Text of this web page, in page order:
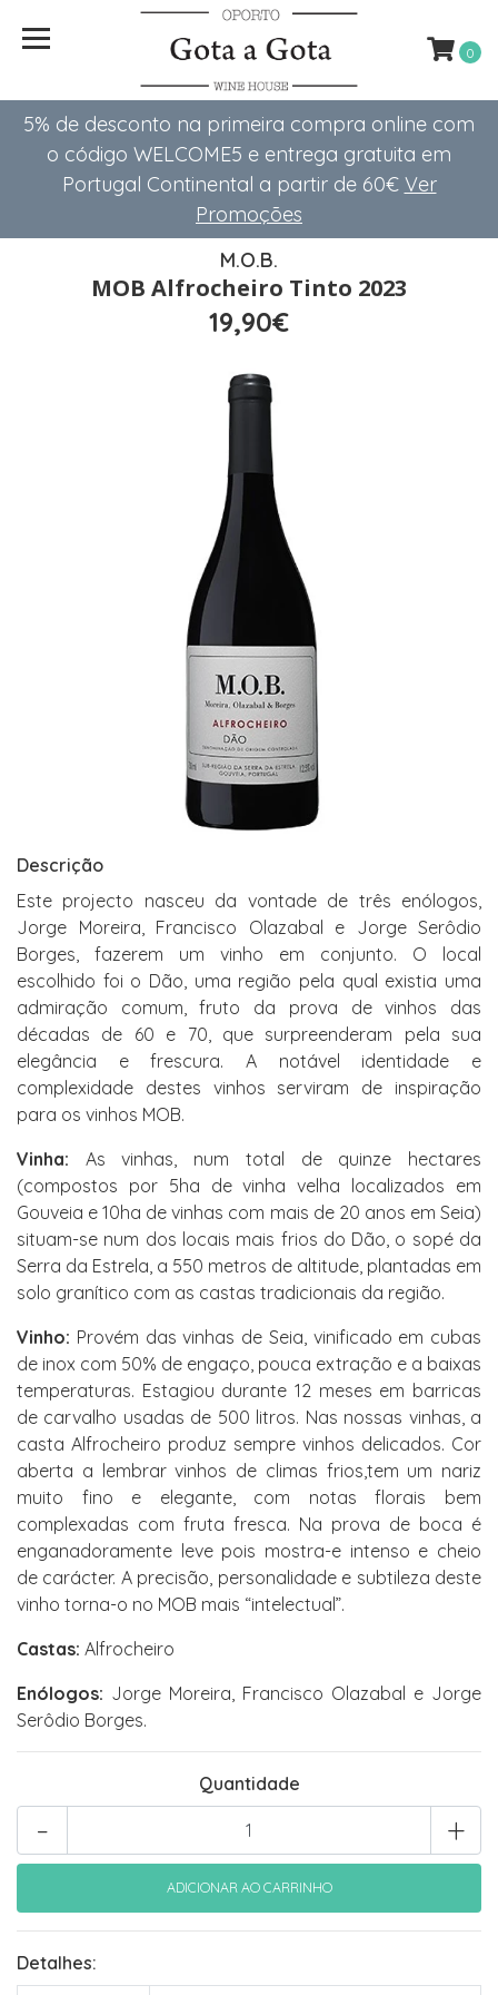
5% de desconto na primeira compra online com
o código WELCOME5 e entrega gratuita em
Portugal Continental a partir de 60€ Ver
Promoções
0
M.O.B.
MOB Alfrocheiro Tinto 2023
19,90€
Descrição
Este projecto nasceu da vontade de três enólogos,
Jorge Moreira, Francisco Olazabal e Jorge Serôdio
Borges, fazerem um vinho em conjunto. O local
escolhido foi o Dão, uma região pela qual existia uma
admiração comum, fruto da prova de vinhos das
décadas de 60 e 70, que surpreenderam pela sua
elegância e frescura. A notável identidade e
complexidade destes vinhos serviram de inspiração
para os vinhos MOB.
Vinha: As vinhas, num total de quinze hectares
(compostos por 5ha de vinha velha localizados em
Gouveia e 10ha de vinhas com mais de 20 anos em Seia)
situam-se num dos locais mais frios do Dão, o sopé da
Serra da Estrela, a 550 metros de altitude, plantadas em
solo granítico com as castas tradicionais da região.
Vinho: Provém das vinhas de Seia, vinificado em cubas
de inox com 50% de engaço, pouca extração e a baixas
temperaturas. Estagiou durante 12 meses em barricas
de carvalho usadas de 500 litros. Nas nossas vinhas, a
casta Alfrocheiro produz sempre vinhos delicados. Cor
aberta a lembrar vinhos de climas frios,tem um nariz
muito fino e elegante, com notas florais bem
complexadas com fruta fresca. Na prova de boca é
enganadoramente leve pois mostra-e intenso e cheio
de carácter. A precisão, personalidade e subtileza deste
vinho torna-o no MOB mais “intelectual”.
Castas: Alfrocheiro
Enólogos: Jorge Moreira, Francisco Olazabal e Jorge
Serôdio Borges​.
Quantidade
+
-
Detalhes: